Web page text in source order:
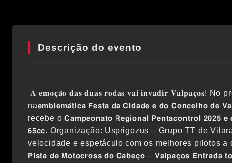
Descrição do evento
𝐀 𝐞𝐦𝐨𝐜̧𝐚̃𝐨 𝐝𝐚𝐬 𝐝𝐮𝐚𝐬 𝐫𝐨𝐝𝐚𝐬 𝐯𝐚𝐢 𝐢𝐧𝐯𝐚𝐝𝐢𝐫 𝐕𝐚𝐥𝐩𝐚𝐜̧𝐨𝐬! No
na𝗲𝗺𝗯𝗹𝗲𝗺𝗮́𝘁𝗶𝗰𝗮 𝗙𝗲𝘀𝘁𝗮 𝗱𝗮 𝗖𝗶𝗱𝗮𝗱𝗲 𝗲 𝗱𝗼 𝗖𝗼𝗻𝗰𝗲𝗹𝗵𝗼 𝗱𝗲
recebe o 𝗖𝗮𝗺𝗽𝗲𝗼𝗻𝗮𝘁𝗼 𝗥𝗲𝗴𝗶𝗼𝗻𝗮𝗹 𝗣𝗲𝗻𝘁𝗮𝗰𝗼𝗻𝘁𝗿𝗼𝗹 𝟮𝟬𝟮𝟱
𝟲𝟱𝗰𝗰. Organização: Usprigozus – Grupo TT de
velocidade e espetáculo com os melhores pilotos
𝗣𝗶𝘀𝘁𝗮 𝗱𝗲 𝗠𝗼𝘁𝗼𝗰𝗿𝗼𝘀𝘀 𝗱𝗼 𝗖𝗮𝗯𝗲𝗰̧𝗼 – 𝗩𝗮𝗹𝗽𝗮𝗰̧𝗼𝘀 𝗘𝗻𝘁𝗿𝗮𝗱𝗮